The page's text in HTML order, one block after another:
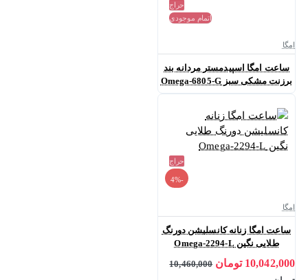
حراج
اتمام موجودی
امگا
ساعت امگا اسپیدمستر مردانه بند
برزنت مشکی سبز Omega-6805-G
حراج
-4%
امگا
ساعت امگا زنانه کانسلیشن دورنگ
طلایی نگین Omega-2294-L
10,042,000 تومان
10,460,000